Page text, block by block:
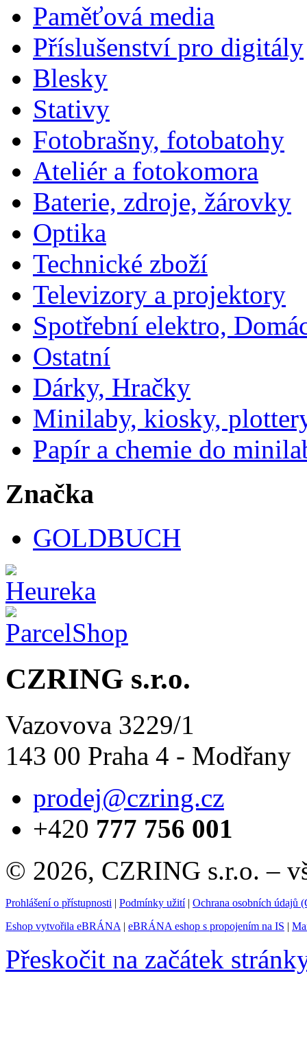
Paměťová media
Příslušenství pro digitály
Blesky
Stativy
Fotobrašny, fotobatohy
Ateliér a fotokomora
Baterie, zdroje, žárovky
Optika
Technické zboží
Televizory a projektory
Spotřební elektro,
Ostatní
Dárky, Hračky
Minilaby, kiosky,
Papír a chemie do
Značka
GOLDBUCH
CZRING s.r.o.
Vazovova 3229/1
143 00 Praha 4 - Modřany
prodej@czring.cz
+420 777 756 001
© 2026, CZRING s.r.o. –
Prohlášení o přístupnosti | Podmínky užití| Ochrana osobních údajů
Eshop vytvořila eBRÁNA | eBRÁNA eshop s propojením na IS |
Přeskočit na začátek